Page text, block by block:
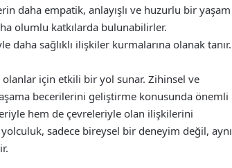
daha empatik, anlayışlı ve huzurlu bir yaşam
olumlu katkılarda bulunabilirler.
daha sağlıklı ilişkiler kurmalarına olanak tanır.
olanlar için etkili bir yol sunar. Zihinsel ve
becerilerini geliştirme konusunda önemli
hem de çevreleriyle olan ilişkilerini
sadece bireysel bir deneyim değil, aynı